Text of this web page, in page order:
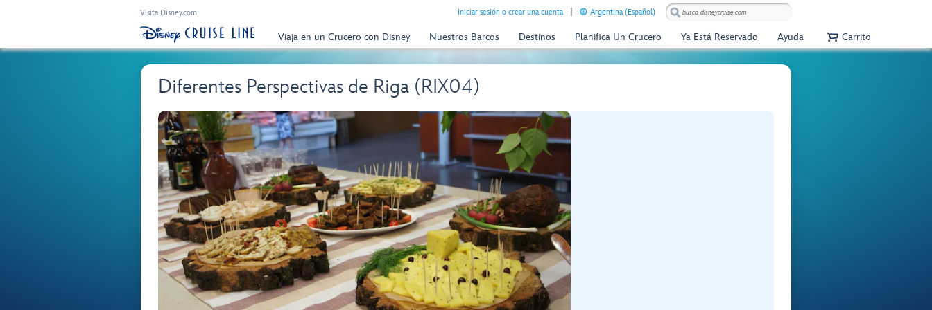
Visita Disney.com Iniciar sesión o crear una cuenta Argentina (Español)
Viaja en un Crucero con Disney Nuestros Barcos Destinos Planifica Un Crucero Ya Está Reservado Ayuda Carrito
Diferentes Perspectivas de Riga (RIX04)